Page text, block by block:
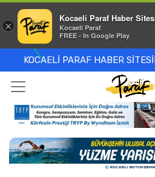
KOCAELİ PARAF HABER
×
Kocaeli Paraf Haber
Kocaeli Paraf
FREE - In Google Play